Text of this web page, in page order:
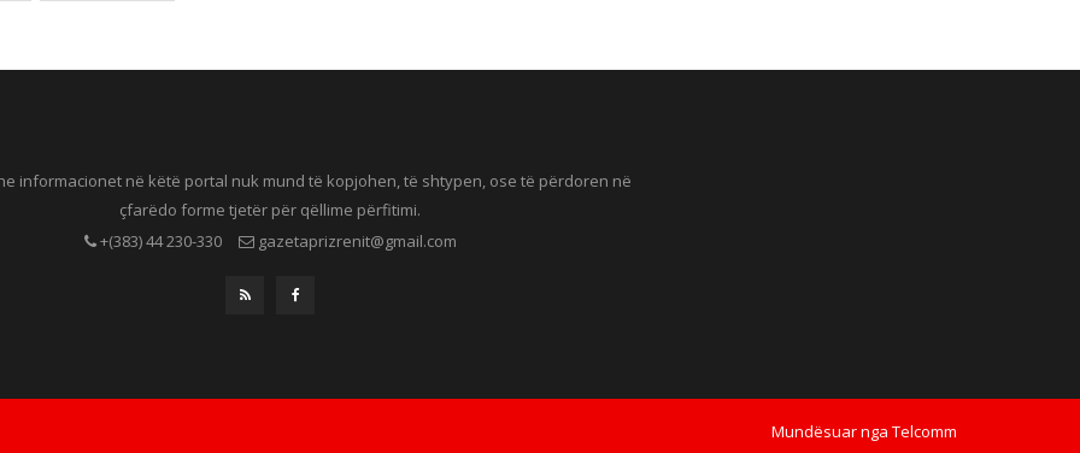
informacionet në këtë portal nuk mund të kopjohen, të shtypen, ose të përdoren në
çfarëdo forme tjetër për qëllime përfitimi.
+(383) 44 230-330
gazetaprizrenit@gmail.com
Mundësuar nga Telcomm